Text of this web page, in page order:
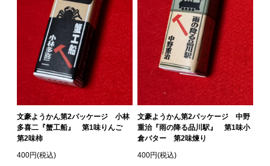
文豪ようかん第2パッケージ 小林
多喜二『蟹工船』 第1味りんご
第2味柿
400円(税込)
文豪ようかん第2パッケージ 中野
重治『雨の降る品川駅』 第1味小
倉バター 第2味煉り
400円(税込)